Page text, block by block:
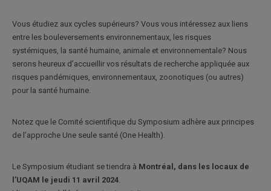
Vous étudiez aux cycles supérieurs? Vous vous intéressez aux liens
entre les bouleversements environnementaux, les risques
systémiques, la santé humaine, animale et environnementale? Nous
serons heureux d’accueillir vos résultats de recherche appliquée aux
risques pandémiques, environnementaux, zoonotiques (ou autres)
pour la santé humaine.
Notez que le Comité scientifique du Symposium adhère aux principes
de l’approche Une seule santé (One Health).
Le Symposium étudiant se tiendra à Montréal, dans les locaux de
l’UQAM le jeudi 11 avril 2024.